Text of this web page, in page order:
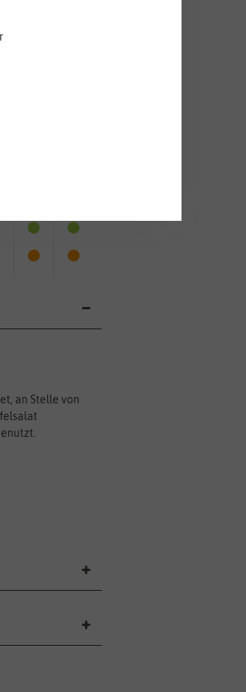
an Stelle von